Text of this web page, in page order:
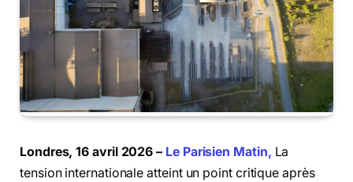
Londres, 16 avril 2026 – Le Parisien Matin, La
tension internationale atteint un point critique après